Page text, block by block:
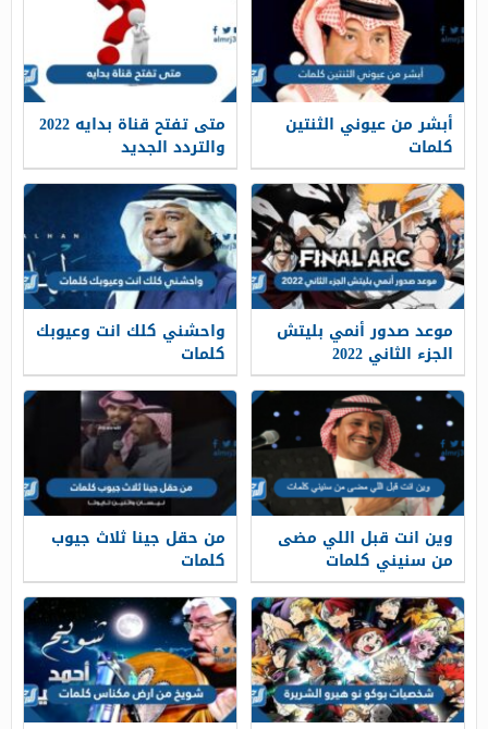
أبشر من عيوني الثنتين
كلمات
متى تفتح قناة بدايه 2022
والتردد الجديد
موعد صدور أنمي بليتش
الجزء الثاني 2022
واحشني كلك انت وعيوبك
كلمات
وين انت قبل اللي مضى
من سنيني كلمات
من حقل جينا ثلاث جيوب
كلمات